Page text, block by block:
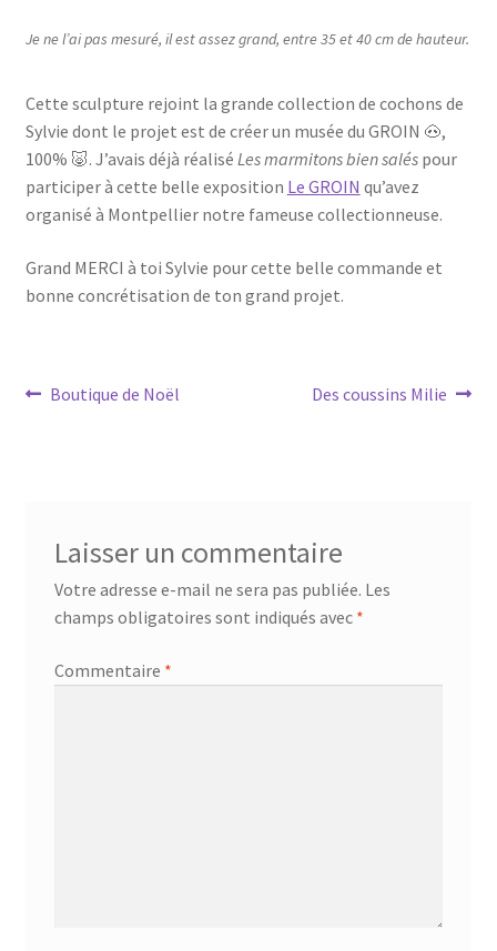
Je ne l’ai pas mesuré, il est assez grand, entre 35 et 40 cm de hauteur.
Cette sculpture rejoint la grande collection de cochons de
Sylvie dont le projet est de créer un musée du GROIN 🐽,
100% 🐷. J’avais déjà réalisé Les marmitons bien salés pour
participer à cette belle exposition Le GROIN qu’avez
organisé à Montpellier notre fameuse collectionneuse.
Grand MERCI à toi Sylvie pour cette belle commande et
bonne concrétisation de ton grand projet.
Navigation
Article
Boutique de Noël
Article
Des coussins Milie
Laisser un commentaire
Votre adresse e-mail ne sera pas publiée. Les
champs obligatoires sont indiqués avec *
Commentaire *